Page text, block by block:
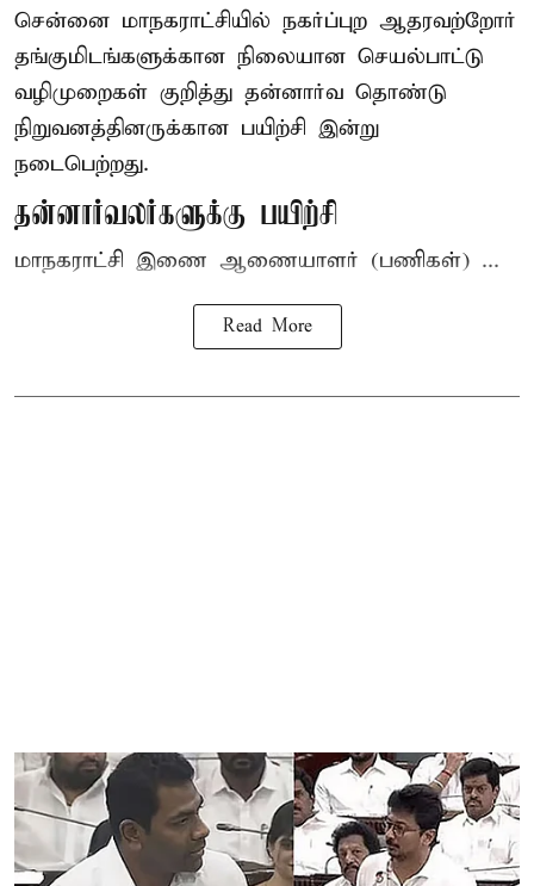
சென்னை மாநகராட்சியில் நகர்ப்புற ஆதரவற்றோர்
தங்குமிடங்களுக்கான நிலையான செயல்பாட்டு
வழிமுறைகள் குறித்து தன்னார்வ தொண்டு
நிறுவனத்தினருக்கான பயிற்சி இன்று
நடைபெற்றது.
தன்னார்வலர்களுக்கு பயிற்சி
மாநகராட்சி இணை ஆணையாளர் (பணிகள்) ...
Read More